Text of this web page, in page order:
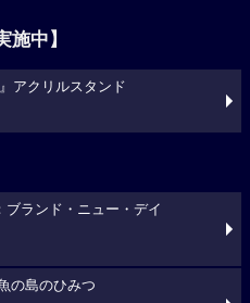
施中】
アクリルスタンド
ランド・ニュー・デイ
の島のひみつ